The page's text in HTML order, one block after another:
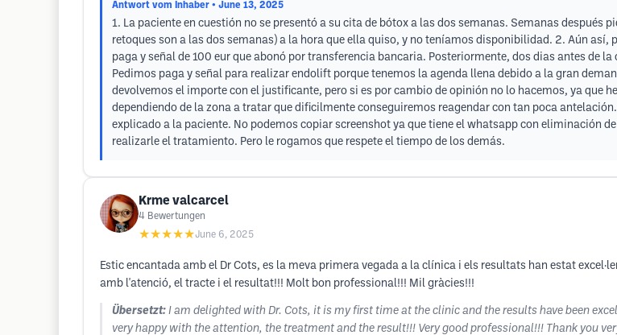
Antwort vom Inhaber • June 13, 2025
1. La paciente en cuestión no se presentó a su cita de bótox a las dos semanas. Semanas
retoques son a las dos semanas) a la hora que ella quiso, y no teníamos disponibilidad. 2. Aún
paga y señal de 100 eur que abonó por transferencia bancaria. Posteriormente, dos dias antes de
Pedimos paga y señal para realizar endolift porque tenemos la agenda llena debido a la gran
devolvemos el importe con el justificante, pero si es por cambio de opinión no lo hacemos, ya que
dependiendo de la zona a tratar que dificilmente conseguiremos reagendar con tan poca
explicado a la paciente. No podemos copiar screenshot ya que tiene el whatsapp con eliminación
realizarle el tratamiento. Pero le rogamos que respete el tiempo de los demás.
Krme valcarcel
4 Bewertungen
★★★★★June 6, 2025
Estic encantada amb el Dr Cots, es la meva primera vegada a la clínica i els resultats han estat
amb l'atenció, el tracte i el resultat!!! Molt bon professional!!! Mil gràcies!!!
Übersetzt: I am delighted with Dr. Cots, it is my first time at the clinic and the results have been
very happy with the attention, the treatment and the result!!! Very good professional!!! Thank you